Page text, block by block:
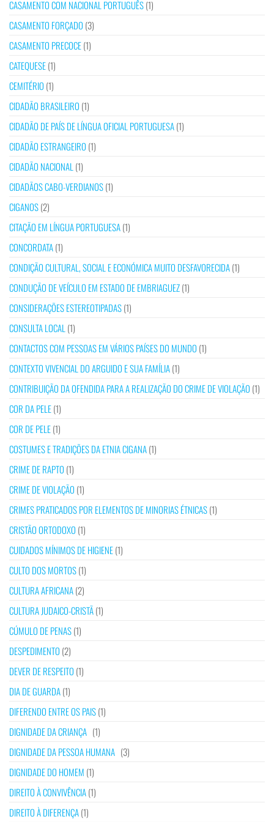
CASAMENTO COM NACIONAL PORTUGUÊS(1)
CASAMENTO FORÇADO (3)
CASAMENTO PRECOCE(1)
CATEQUESE(1)
CEMITÉRIO (1)
CIDADÃO BRASILEIRO (1)
CIDADÃO DE PAÍS DE LÍNGUA OFICIAL PORTUGUESA(1)
CIDADÃO ESTRANGEIRO (1)
CIDADÃO NACIONAL(1)
CIDADÃOS CABO-VERDIANOS(1)
CIGANOS(2)
CITAÇÃO EM LÍNGUA PORTUGUESA(1)
CONCORDATA(1)
CONDIÇÃO CULTURAL, SOCIAL E ECONÓMICA MUITO DESFAVORECIDA(1)
CONDUÇÃO DE VEÍCULO EM ESTADO DE EMBRIAGUEZ(1)
CONSIDERAÇÕES ESTEREOTIPADAS(1)
CONSULTA LOCAL(1)
CONTACTOS COM PESSOAS EM VÁRIOS PAÍSES DO MUNDO (1)
CONTEXTO VIVENCIAL DO ARGUIDO E SUA FAMÍLIA(1)
CONTRIBUIÇÃO DA OFENDIDA PARA A REALIZAÇÃO DO CRIME DE VIOLAÇÃO (1)
COR DA PELE(1)
COR DE PELE(1)
COSTUMES E TRADIÇÕES DA ETNIA CIGANA(1)
CRIME DE RAPTO (1)
CRIME DE VIOLAÇÃO (1)
CRIMES PRATICADOS POR ELEMENTOS DE MINORIAS ÉTNICAS(1)
CRISTÃO ORTODOXO (1)
CUIDADOS MÍNIMOS DE HIGIENE(1)
CULTO DOS MORTOS(1)
CULTURA AFRICANA(2)
CULTURA JUDAICO-CRISTÃ(1)
CÚMULO DE PENAS(1)
DESPEDIMENTO (2)
DEVER DE RESPEITO (1)
DIA DE GUARDA(1)
DIFERENDO ENTRE OS PAIS(1)
DIGNIDADE DA CRIANÇA (1)
DIGNIDADE DA PESSOA HUMANA (3)
DIGNIDADE DO HOMEM (1)
DIREITO À CONVIVÊNCIA(1)
DIREITO À DIFERENÇA(1)